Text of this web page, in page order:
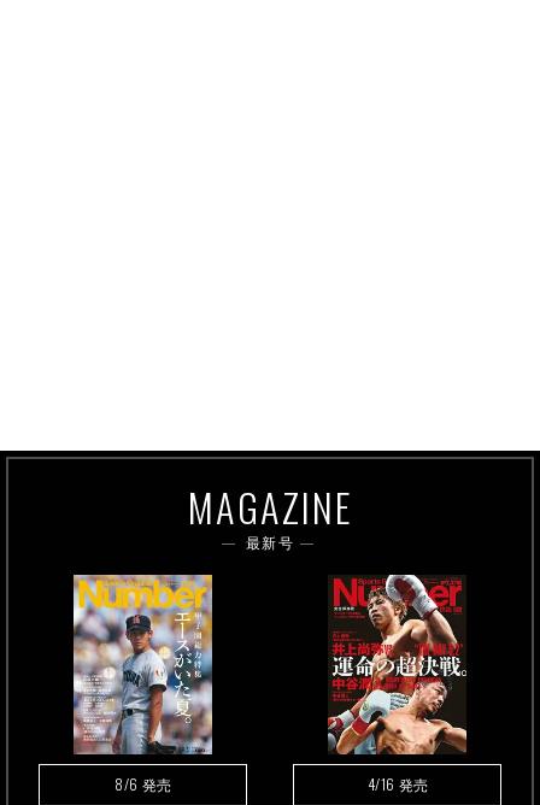
MAGAZINE
最新号
8/6 発売 4/16 発売